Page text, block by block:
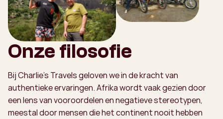
Onze filosofie
Bij Charlie's Travels geloven we in de kracht van
authentieke ervaringen. Afrika wordt vaak gezien door
een lens van vooroordelen en negatieve stereotypen,
meestal door mensen die het continent nooit hebben